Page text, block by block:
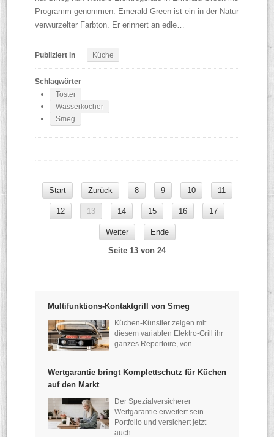
Programm genommen. Emerald Green ist ein in der Natur
verwurzelter Farbton. Er erinnert an edle…
Publiziert in Küche
Schlagwörter
Toster
Wasserkocher
Smeg
Start Zurück 8 9 10 11
12 13 14 15 16 17
Weiter
Ende
Seite 13 von 24
Multifunktions-Kontaktgrill von Smeg
Küchen-Künstler zeigen mit
diesem variablen Elektro-Grill ihr
ganzes Repertoire, von…
Wertgarantie bringt Komplettschutz für Küchen
auf den Markt
Der Spezialversicherer
Wertgarantie erweitert sein
Portfolio und versichert jetzt
auch…